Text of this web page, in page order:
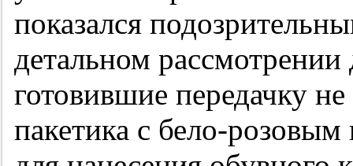
показался
детальном рассмотрении
готовившие передачку
пакетика с бело-